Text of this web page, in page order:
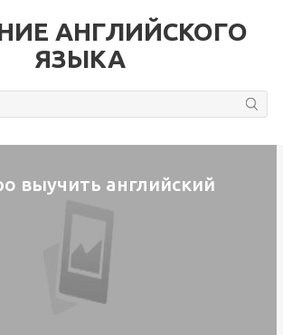
АНГЛИЙСКОГО
ЯЗЫКА
выучить английский